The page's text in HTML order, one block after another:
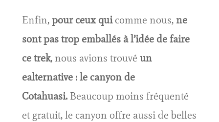
Enfin,pour ceux quicomme nous, ne
sont pas trop emballés à l’idée de faire
ce trek, nous avions trouvé un
ealternative : le canyon de
Cotahuasi.Beaucoup moins fréquenté
et gratuit, le canyon offre aussi de belles